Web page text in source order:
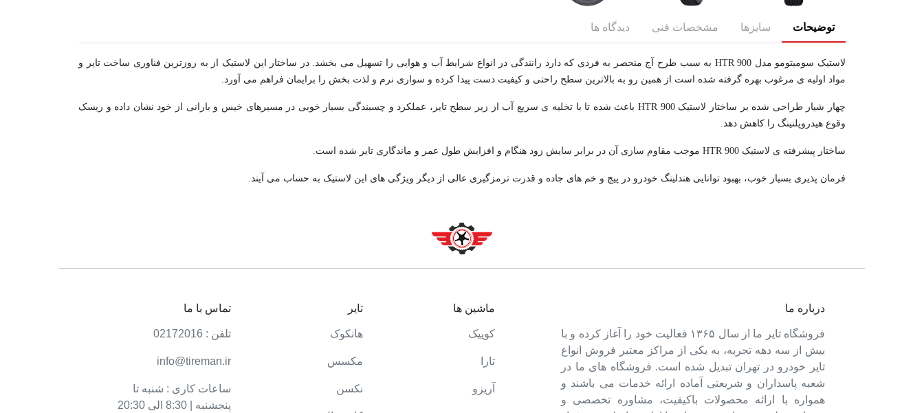
توضیحات سایزها مشخصات فنی دیدگاه ها
لاستیک سومیتومو مدل HTR 900 به سبب طرح آج منحصر به فردی که دارد رانندگی در انواع شرایط آب و هوایی را تسهیل می بخشد. در ساختار این لاستیک از به روزترین فناوری ساخت تایر و
مواد اولیه ی مرغوب بهره گرفته شده است از همین رو به بالاترین سطح راحتی و کیفیت دست پیدا کرده و سواری نرم و لذت بخش را برایمان فراهم می آورد.
چهار شیار طراحی شده بر ساختار لاستیک HTR 900 باعث شده تا با تخلیه ی سریع آب از زیر سطح تایر، عملکرد و چسبندگی بسیار خوبی در مسیرهای خیس و بارانی از خود نشان داده و ریسک
وقوع هیدروپلنینگ را کاهش دهد.
ساختار پیشرفته ی لاستیک HTR 900 موجب مقاوم سازی آن در برابر سایش زود هنگام و افزایش طول عمر و ماندگاری تایر شده است.
فرمان پذیری بسیار خوب، بهبود توانایی هندلینگ خودرو در پیچ و خم های جاده و قدرت ترمزگیری عالی از دیگر ویژگی های این لاستیک به حساب می آیند.
درباره ما
فروشگاه تایر ما از سال ۱۳۶۵ فعالیت خود را آغاز کرده و با
بیش از سه دهه تجربه، به یکی از مراکز معتبر فروش انواع
تایر خودرو در تهران تبدیل شده است. فروشگاه های ما در
شعبه پاسداران و شریعتی آماده ارائه خدمات می باشند و
همواره با ارائه محصولات باکیفیت، مشاوره تخصصی و
ماشین ها
کوییک
تارا
آریزو
تایر
هانکوک
مکسس
نکسن
تماس با ما
تلفن : 02172016
info@tireman.ir
ساعات کاری : شنبه تا
پنجشنبه | 8:30 الی 20:30